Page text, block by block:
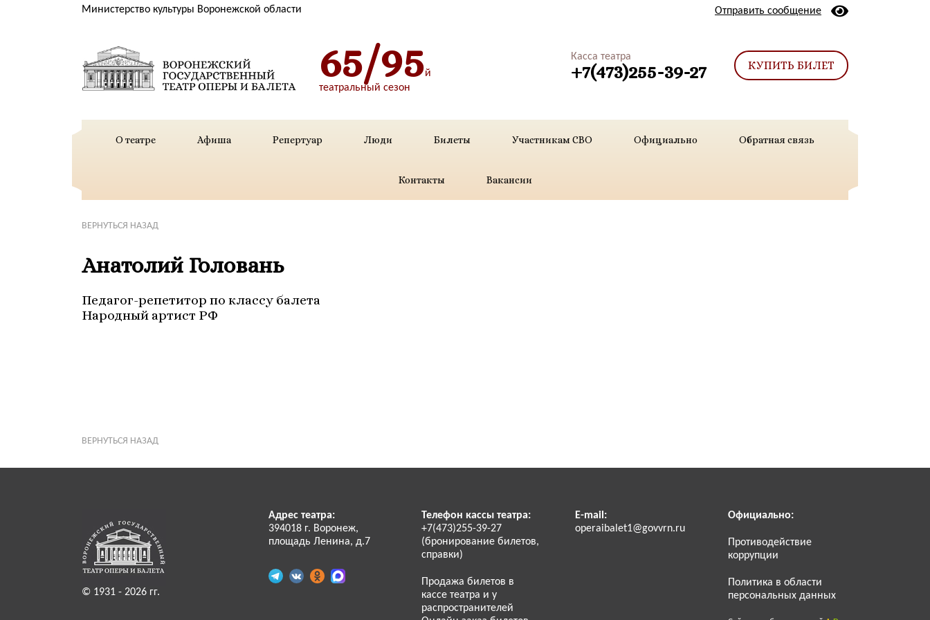
Министерство культуры Воронежской области Отправить сообщение
65/95й
театральный сезон
Касса театра
+7(473)255-39-27 КУПИТЬ БИЛЕТ
О театре Афиша Репертуар Люди Билеты Участникам СВО Официально Обратная связь
Контакты Вакансии
ВЕРНУТЬСЯ НАЗАД
Анатолий Головань
Педагог-репетитор по классу балета
Народный артист РФ
ВЕРНУТЬСЯ НАЗАД
© 1931 - 2026 гг.
Адрес театра:
394018 г. Воронеж,
площадь Ленина, д.7
Телефон кассы театра:
+7(473)255-39-27
(бронирование билетов,
справки)
Продажа билетов в
кассе театра и у
распространителей
E-mail:
operaibalet1@govvrn.ru
Официально:
Противодействие
коррупции
Политика в области
персональных данных